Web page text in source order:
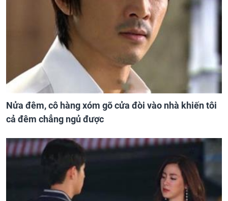
Nửa đêm, cô hàng xóm gõ cửa đòi vào nhà khiến tôi
cả đêm chẳng ngủ được